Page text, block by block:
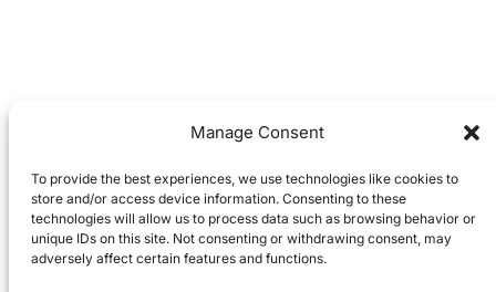
Manage Consent
To provide the best experiences, we use technologies like cookies to
store and/or access device information. Consenting to these
technologies will allow us to process data such as browsing behavior or
unique IDs on this site. Not consenting or withdrawing consent, may
adversely affect certain features and functions.